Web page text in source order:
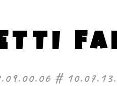
#